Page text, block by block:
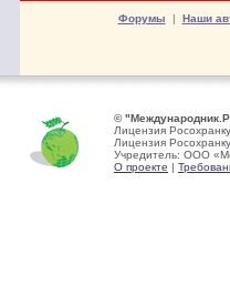
Форумы | Наши
©
Лицензия
Лицензия
Учредитель: ООО
О проекте |